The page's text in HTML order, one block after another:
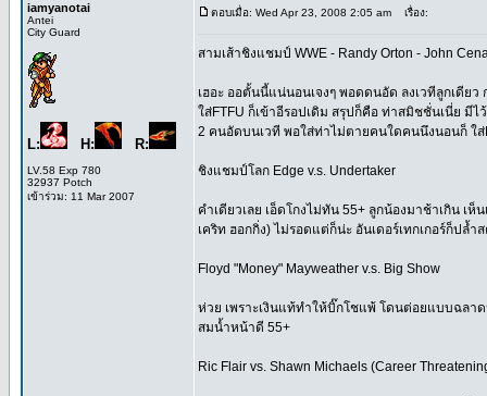
iamyanotai
Antei
City Guard
L: H: R:
LV.58 Exp 780
32937 Potch
เข้าร่วม: 11 Mar 2007
ตอบเมื่อ: Wed Apr 23, 2008 2:05 am เรื่อง:
สามเส้าชิงแชมป์ WWE - Randy Orton - John
เฮอะ ออตั้นนี้แน่นอนเจงๆ พอดดนอัด ลงเวทีลูกเดีย
ใส่FTFU ก็เข้าอีรอปเดิม สรุปก็คือ ท่าสมิชชั่นเนี่ย มี
2 คนอัดบนเวที พอใส่ท่าไม่ตายคนใดคนนึงนอนก็ ใ
ชิงแชมป์โลก Edge v.s. Undertaker
คำเดียวเลย เอ็ดโกงไม่ทัน 55+ ลูกน้องมาช้าเกิน เ
เคริท ฮอกกิ่ง) ไม่รอดแต่ก็น่ะ อันเดอร์เทกเกอร์ก็ปล้ำ
Floyd "Money" Mayweather v.s. Big Show
ห่วย เพราะเงินแท้ทำให้บิ๊กโชแพ้ โดนต่อยแบบฉลา
สมน้ำหน้าดี 55+
Ric Flair vs. Shawn Michaels (Career